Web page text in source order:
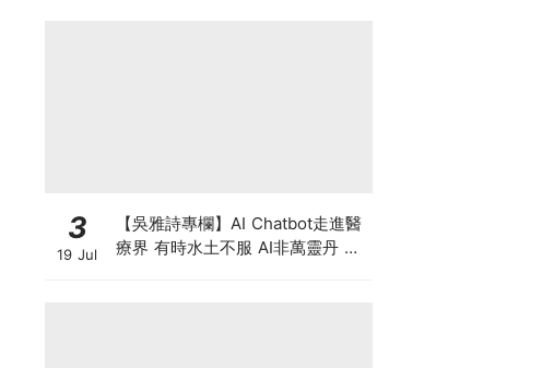
3
19 Jul
【吳雅詩專欄】AI Chatbot走進醫
療界 有時水土不服 AI非萬靈丹 是